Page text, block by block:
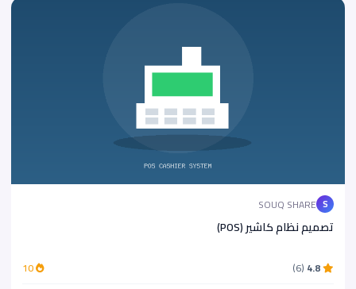
S
SOUQ SHARE
تصميم نظام كاشير (POS)
4.8
(6)